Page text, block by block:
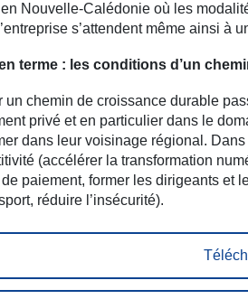
Nouvelle-Calédonie où les
s’attendent même ainsi à
terme : les conditions d’un
un chemin de croissance durable
privé et en particulier dans le
dans leur voisinage régional.
(accélérer la transformation
paiement, former les dirigeants et
réduire l’insécurité).